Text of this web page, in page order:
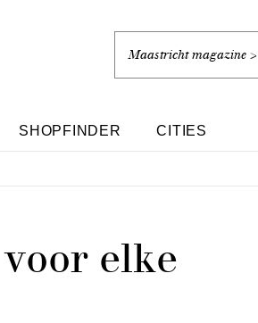
Maastricht magazine >
SHOPFINDER CITIES
elke